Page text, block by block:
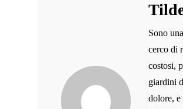
Sono
cerco di
costosi,
giardini
dolore,